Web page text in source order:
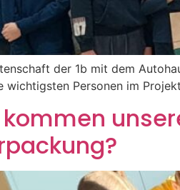
der 1b mit dem
wichtigsten Personen im